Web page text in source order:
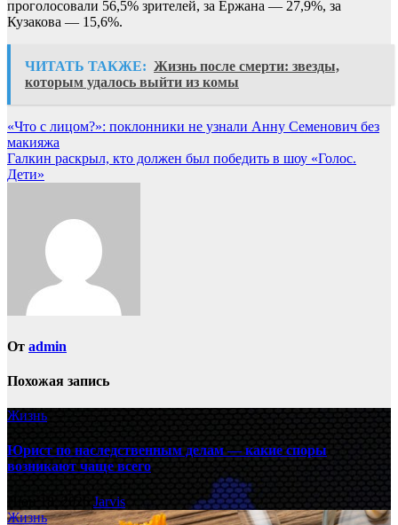
проголосовали 56,5% зрителей, за Ержана — 27,9%, за
Кузакова — 15,6%.
ЧИТАТЬ ТАКЖЕ: Жизнь после смерти: звезды,
которым удалось выйти из комы
Навигация
по
записям
«Что с лицом?»: поклонники не узнали Анну Семенович без
макияжа
Галкин раскрыл, кто должен был победить в шоу «Голос.
Дети»
От admin
Похожая запись
Жизнь
Юрист по наследственным делам — какие споры
возникают чаще всего
Jarvis
Жизнь